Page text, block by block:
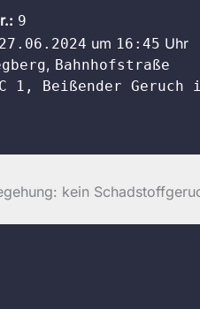
9
27.06.2024 um 16:45 Uhr
, Bahnhofstraße
1, Beißender Geruch
kein